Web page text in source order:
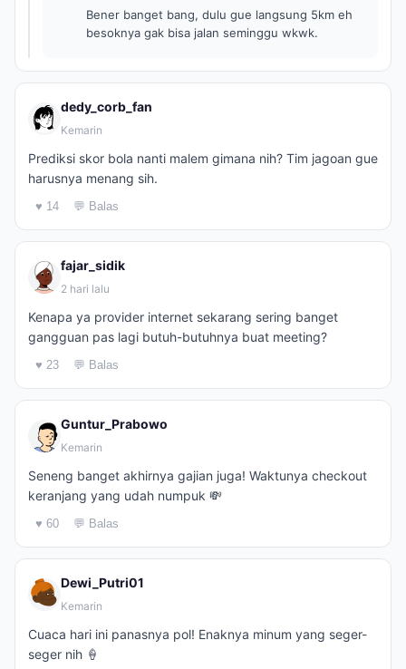
Bener banget bang, dulu gue langsung 5km eh
besoknya gak bisa jalan seminggu wkwk.
dedy_corb_fan
Kemarin
Prediksi skor bola nanti malem gimana nih? Tim jagoan gue
harusnya menang sih.
♥ 14 💬 Balas
fajar_sidik
2 hari lalu
Kenapa ya provider internet sekarang sering banget
gangguan pas lagi butuh-butuhnya buat meeting?
♥ 23 💬 Balas
Guntur_Prabowo
Kemarin
Seneng banget akhirnya gajian juga! Waktunya checkout
keranjang yang udah numpuk 💸
♥ 60 💬 Balas
Dewi_Putri01
Kemarin
Cuaca hari ini panasnya pol! Enaknya minum yang seger-
seger nih 🍦